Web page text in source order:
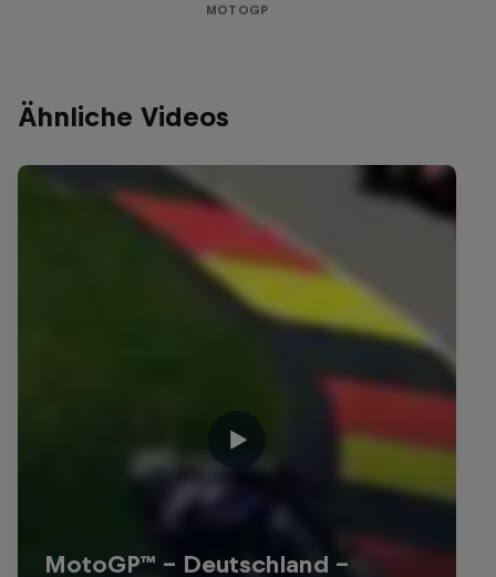
MOTOGP
Ähnliche Videos